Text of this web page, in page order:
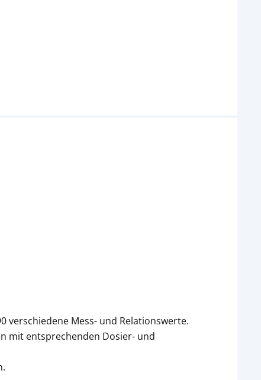
verschiedene Mess- und Relationswerte.
mit entsprechenden Dosier- und